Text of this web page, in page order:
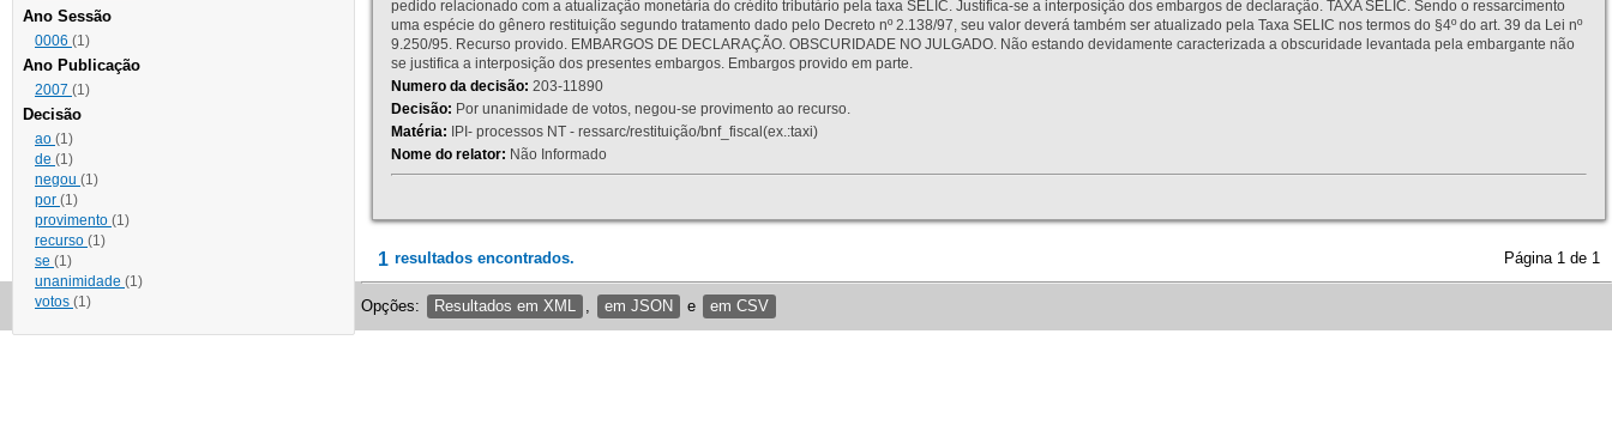
Ano Sessão
0006 (1)
Ano Publicação
2007 (1)
Decisão
ao (1)
de (1)
negou (1)
por (1)
provimento (1)
recurso (1)
se (1)
unanimidade (1)
votos (1)
pedido relacionado com a atualização monetária do crédito tributário pela taxa SELIC. Justifica-se a interposição dos embargos de declaração. TAXA SELIC. Sendo o ressarcimento
uma espécie do gênero restituição segundo tratamento dado pelo Decreto nº 2.138/97, seu valor deverá também ser atualizado pela Taxa SELIC nos termos do §4º do art. 39 da Lei nº
9.250/95. Recurso provido. EMBARGOS DE DECLARAÇÃO. OBSCURIDADE NO JULGADO. Não estando devidamente caracterizada a obscuridade levantada pela embargante não
se justifica a interposição dos presentes embargos. Embargos provido em parte.
Numero da decisão: 203-11890
Decisão: Por unanimidade de votos, negou-se provimento ao recurso.
Matéria: IPI- processos NT - ressarc/restituição/bnf_fiscal(ex.:taxi)
Nome do relator: Não Informado
1 resultados encontrados. Página 1 de 1
Opções: Resultados em XML em JSON e em CSV